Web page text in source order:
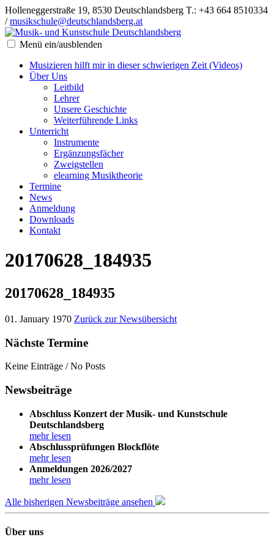
Holleneggerstraße 19, 8530 Deutschlandsberg T.: +43 664 8510334
/musikschule@deutschlandsberg.at
Menü ein/ausblenden
Musizieren hilft mir in dieser schwierigen Zeit (Videos)
Über Uns
Leitbild
Lehrer
Unsere Geschichte
Weiterführende Links
Unterricht
Instrumente
Ergänzungsfächer
Zweigstellen
elearning Musiktheorie
Termine
News
Anmeldung
Downloads
Kontakt
20170628_184935
20170628_184935
01. January 1970 Zurück zur Newsübersicht
Nächste Termine
Keine Einträge / No Posts
Newsbeiträge
Abschluss Konzert der Musik- und Kunstschule
Deutschlandsberg
mehr lesen
Abschlussprüfungen Blockflöte
mehr lesen
Anmeldungen 2026/2027
mehr lesen
Alle bisherigen Newsbeiträge ansehen
Über uns